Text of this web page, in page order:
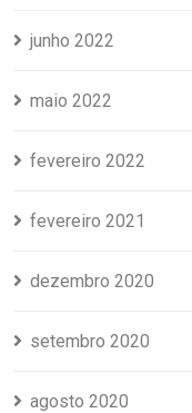
junho 2022
maio 2022
fevereiro 2022
fevereiro 2021
dezembro 2020
setembro 2020
agosto 2020